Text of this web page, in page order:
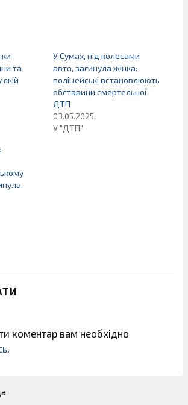
та
У Сумах, під колесами
авто, загинула жінка:
поліцейські встановлюють
обставини смертельної
ДТП
03.05.2025
У "ДТП"
коментар вам необхідно
.